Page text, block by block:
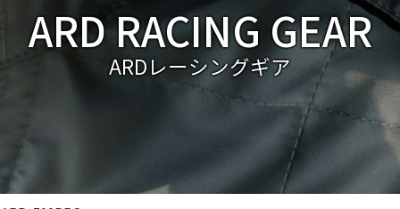
ARD RACING GEAR
ARDレーシングギア